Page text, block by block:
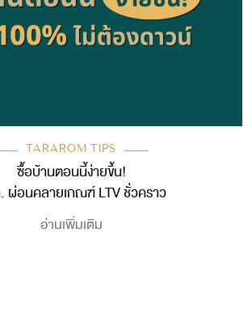
TARAROM TIPS
ซื้อบ้านตอนนี้ง่ายขึ้น!
ผ่อนคลายเกณฑ์ LTV ชั่วคราว
อ่านเพิ่มเติม